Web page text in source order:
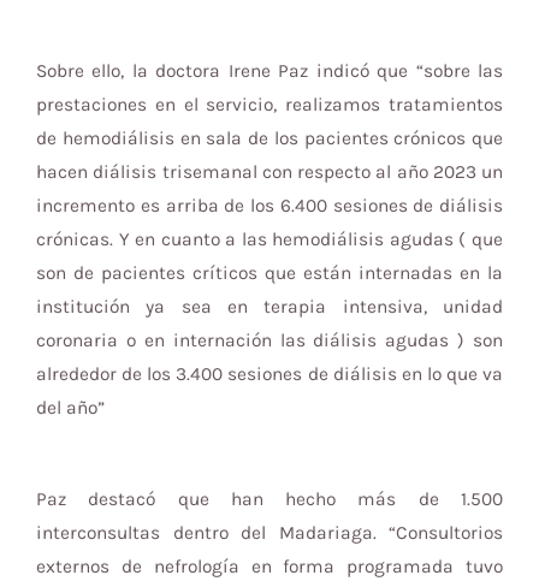
Sobre ello, la doctora Irene Paz indicó que “sobre las
prestaciones en el servicio, realizamos tratamientos
de hemodiálisis en sala de los pacientes crónicos que
hacen diálisis trisemanal con respecto al año 2023 un
incremento es arriba de los 6.400 sesiones de diálisis
crónicas. Y en cuanto a las hemodiálisis agudas ( que
son de pacientes críticos que están internadas en la
institución ya sea en terapia intensiva, unidad
coronaria o en internación las diálisis agudas ) son
alrededor de los 3.400 sesiones de diálisis en lo que va
del año”
Paz destacó que han hecho más de 1.500
interconsultas dentro del Madariaga. “Consultorios
externos de nefrología en forma programada tuvo